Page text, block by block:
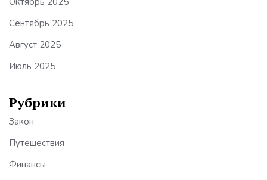
Сентябрь 2025
Август 2025
Июль 2025
Рубрики
Закон
Путешествия
Финансы